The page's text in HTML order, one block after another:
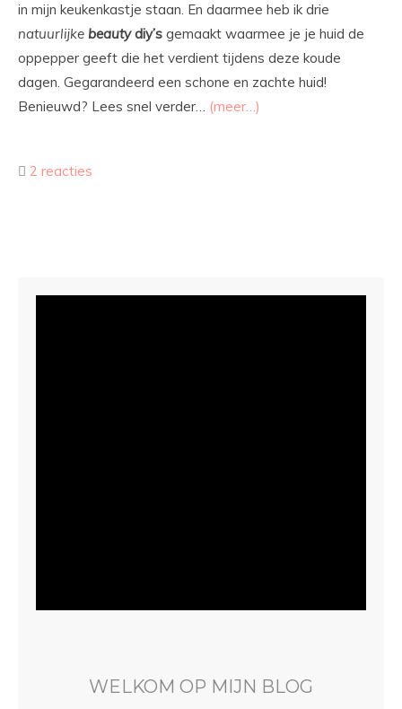
in mijn keukenkastje staan. En daarmee heb ik drie
natuurlijke beauty diy’s gemaakt waarmee je je huid de
oppepper geeft die het verdient tijdens deze koude
dagen. Gegarandeerd een schone en zachte huid!
Benieuwd? Lees snel verder… (meer…)
2 reacties
WELKOM OP MIJN BLOG